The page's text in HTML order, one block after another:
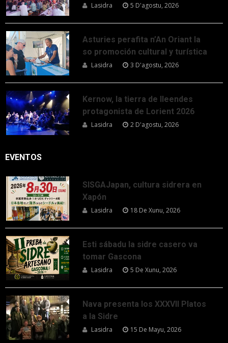
Lasidra 5 D'agostu, 2026
Asturies perafita n’An Oriant la
so promoción cultural y turística
Lasidra 3 D'agostu, 2026
Kernow, la tierra de lleendes
protagonista de Lorient 2026
Lasidra 2 D'agostu, 2026
EVENTOS
SISGAJapan, cultura sidrera en
Xapón
Lasidra 18 De Xunu, 2026
Esti sábadu la sidre casero va
tomar Gascona
Lasidra 5 De Xunu, 2026
Nava presenta los XXXVII Platos
a la Sidre
Lasidra 15 De Mayu, 2026